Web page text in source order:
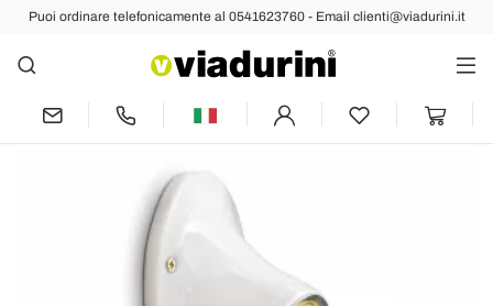
Puoi ordinare telefonicamente al 0541623760 - Email clienti@viadurini.it
Indietro Prec Succ
Applique a muro in ceramica bianca
Ferroluce Trieste